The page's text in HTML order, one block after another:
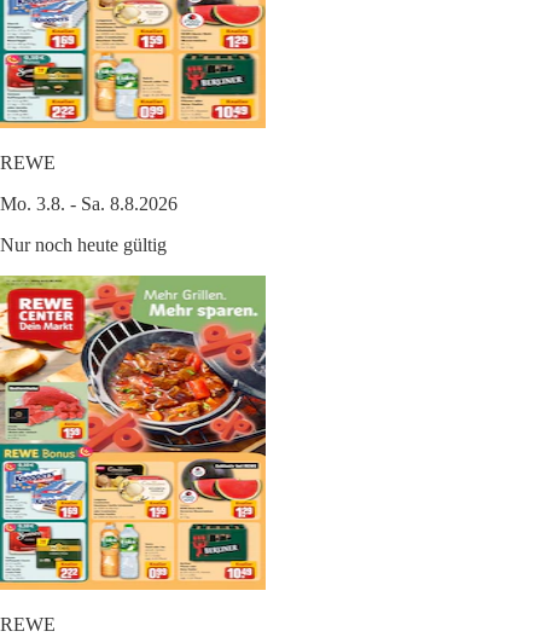
REWE
Mo. 3.8. - Sa. 8.8.2026
Nur noch heute gültig
REWE